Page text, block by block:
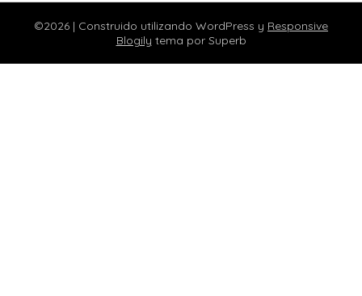
©2026 | Construido utilizando WordPress y Responsive
Blogily tema por Superb